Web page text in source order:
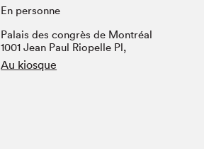
Salon
Traiteur
des
harcèlement
En personne
Palais des congrès de Montréal
1001 Jean Paul Riopelle Pl,
Au kiosque